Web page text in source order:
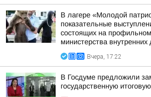
В лагере «Молодой
показательные
состоящих на
министерства внутренних
Вчера, 17:22
В Госдуме предложили
государственную